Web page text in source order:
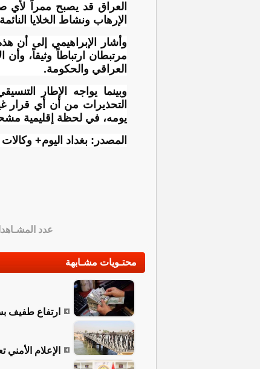
العراق قد يصبح ممراً لأي
الإرهاب ونشاط الخلايا
وأشار الإبراهيمي إلى أن
مرتبطان ارتباطاً وثيقاً،
العراقي والحكومة.
وبينما يواجه الإطار
التحذيرات من أن أي
يومه، في لحظة إقليمية
المصدر: بغداد اليوم+ وكالات
عدد
محتـويات مشـابهة
ارتفاع طفيف
الإعلام